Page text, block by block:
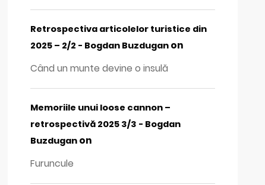
Retrospectiva articolelor turistice din
2025 – 2/2 - Bogdan Buzdugan on
Când un munte devine o insulă
Memoriile unui loose cannon –
retrospectivă 2025 3/3 - Bogdan
Buzdugan on
Furuncule